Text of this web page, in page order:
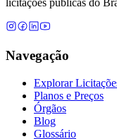
licitações públicas do
Navegação
Explorar
Planos e Preços
Órgãos
Blog
Glossário